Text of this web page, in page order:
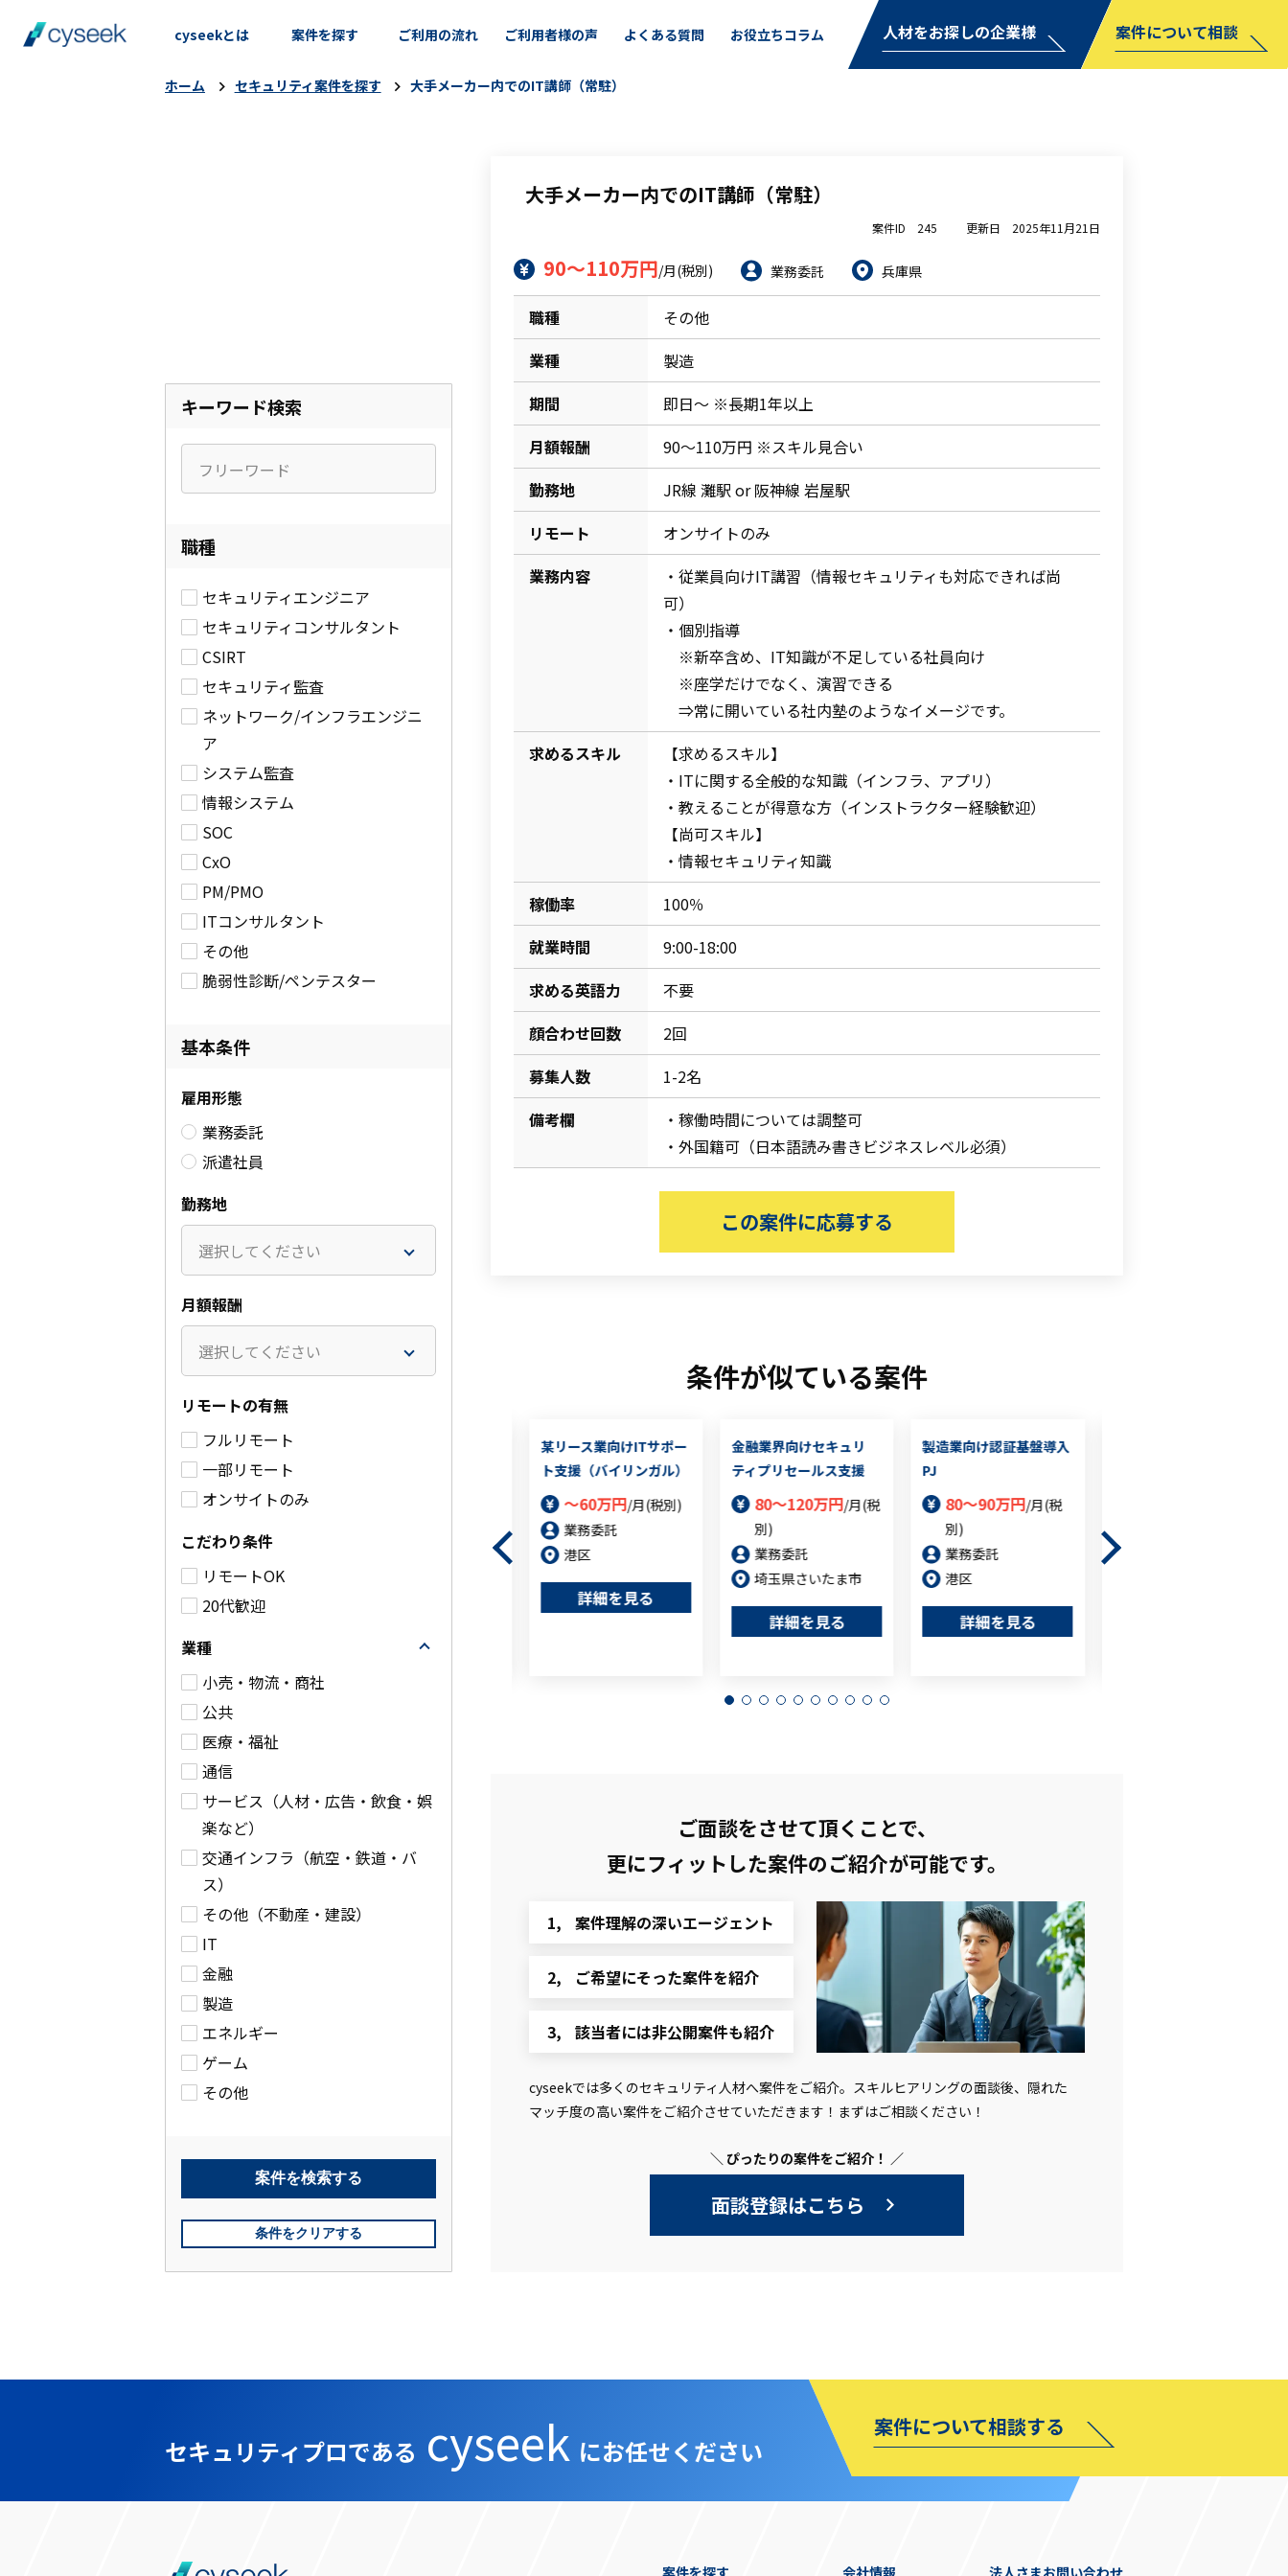
cyseekとは 案件を探す ご利用の流れ ご利用者様の声 よくある質問 お役立ちコラム 人材をお探しの企業様 案件について相談
ホーム セキュリティ案件を探す 大手メーカー内でのIT講師（常駐）
大手メーカー内でのIT講師（常駐）
案件ID 245 更新日 2025年11月21日
90～110万円/月(税別) 業務委託 兵庫県
職種
その他
業種
製造
期間
即日～ ※長期1年以上
月額報酬
90～110万円 ※スキル見合い
勤務地
JR線 灘駅 or 阪神線 岩屋駅
リモート
オンサイトのみ
業務内容
・従業員向けIT講習（情報セキュリティも対応できれば尚
可）
・個別指導
※新卒含め、IT知識が不足している社員向け
※座学だけでなく、演習できる
⇒常に開いている社内塾のようなイメージです。
求めるスキル
【求めるスキル】
・ITに関する全般的な知識（インフラ、アプリ）
・教えることが得意な方（インストラクター経験歓迎）
【尚可スキル】
・情報セキュリティ知識
稼働率
100％
就業時間
9:00-18:00
求める英語力
不要
顔合わせ回数
2回
募集人数
1-2名
備考欄
・稼働時間については調整可
・外国籍可（日本語読み書きビジネスレベル必須）
この案件に応募する
条件が似ている案件
セキュリティソリュー
ションの販促強化支援
80～90万円 /月(税
業務委託
港区
詳細を見る
某リース業向けITサポー
ト支援（バイリンガル）
～60万円/月(税別)
業務委託
港区
詳細を見る
金融業界向けセキュリ
ティプリセールス支援
80～120万円/月(税
別)
業務委託
埼玉県さいたま市
詳細を見る
製造業向け認証基盤導入
PJ
80～90万円/月(税
別)
業務委託
港区
詳細を見る
ご面談をさせて頂くことで、
更にフィットした案件のご紹介が可能です。
案件理解の深いエージェント
ご希望にそった案件を紹介
該当者には非公開案件も紹介
cyseekでは多くのセキュリティ人材へ案件をご紹介。スキルヒアリングの面談後、隠れた
マッチ度の高い案件をご紹介させていただきます！まずはご相談ください！
＼ ぴったりの案件をご紹介！ ／
面談登録はこちら
キーワード検索
職種
セキュリティエンジニア
セキュリティコンサルタント
CSIRT
セキュリティ監査
ネットワーク/インフラエンジニ
ア
システム監査
情報システム
SOC
CxO
PM/PMO
ITコンサルタント
その他
脆弱性診断/ペンテスター
基本条件
雇用形態
業務委託
派遣社員
勤務地
選択してください
月額報酬
選択してください
リモートの有無
フルリモート
一部リモート
オンサイトのみ
こだわり条件
リモートOK
20代歓迎
業種
小売・物流・商社
公共
医療・福祉
通信
サービス（人材・広告・飲食・娯
楽など）
交通インフラ（航空・鉄道・バ
ス）
その他（不動産・建設）
IT
金融
製造
エネルギー
ゲーム
その他
案件を検索する
条件をクリアする
セキュリティプロである cyseek にお任せください
案件について相談する